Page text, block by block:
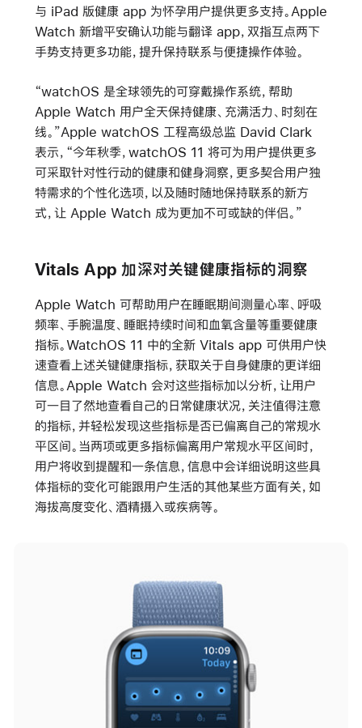
与 iPad 版健康 app 为怀孕用户提供更多支持。Apple
Watch 新增平安确认功能与翻译 app，双指互点两下
手势支持更多功能，提升保持联系与便捷操作体验。
“watchOS 是全球领先的可穿戴操作系统，帮助
Apple Watch 用户全天保持健康、充满活力、时刻在
线。”Apple watchOS 工程高级总监 David Clark
表示，“今年秋季，watchOS 11 将可为用户提供更多
可采取针对性行动的健康和健身洞察，更多契合用户独
特需求的个性化选项，以及随时随地保持联系的新方
式，让 Apple Watch 成为更加不可或缺的伴侣。”
Vitals App 加深对关键健康指标的洞察
Apple Watch 可帮助用户在睡眠期间测量心率、呼吸
频率、手腕温度、睡眠持续时间和血氧含量等重要健康
指标。WatchOS 11 中的全新 Vitals app 可供用户快
速查看上述关键健康指标，获取关于自身健康的更详细
信息。Apple Watch 会对这些指标加以分析，让用户
可一目了然地查看自己的日常健康状况，关注值得注意
的指标，并轻松发现这些指标是否已偏离自己的常规水
平区间。当两项或更多指标偏离用户常规水平区间时，
用户将收到提醒和一条信息，信息中会详细说明这些具
体指标的变化可能跟用户生活的其他某些方面有关，如
海拔高度变化、酒精摄入或疾病等。